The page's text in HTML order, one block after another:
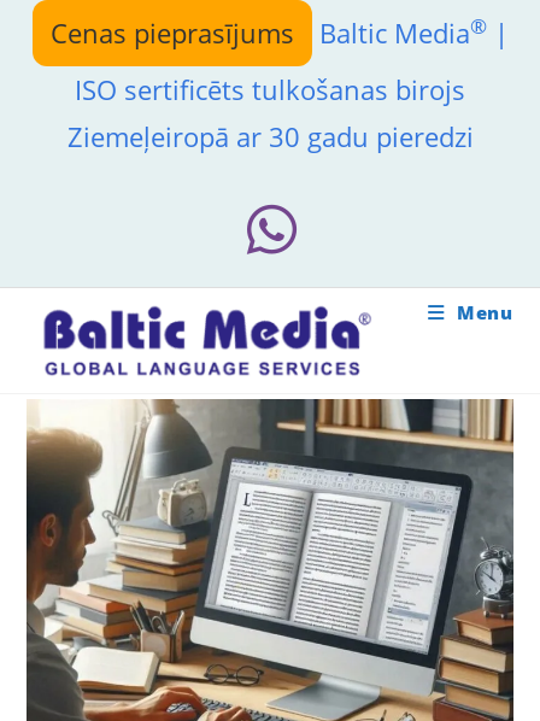
content
Cenas pieprasījums Baltic Media®|
ISO sertificēts tulkošanas birojs
Ziemeļeiropā ar 30 gadu pieredzi
Menu